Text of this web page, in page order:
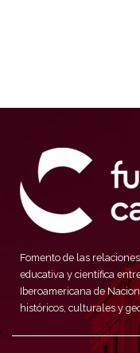
Fomento de las
educativa y científica
Iberoamericana de
históricos, culturales y